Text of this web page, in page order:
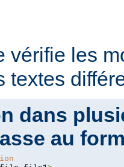
vérifie les
textes
dans
au